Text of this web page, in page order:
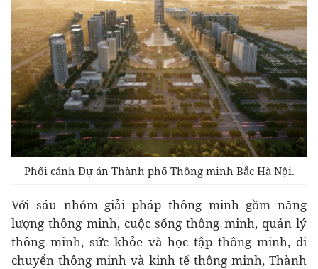
Phối cảnh Dự án Thành phố Thông minh Bắc Hà Nội.
Với sáu nhóm giải pháp thông minh gồm năng
lượng thông minh, cuộc sống thông minh, quản lý
thông minh, sức khỏe và học tập thông minh, di
chuyển thông minh và kinh tế thông minh, Thành